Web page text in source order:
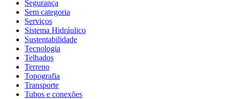
Segurança
Sem categoria
Serviços
Sistema Hidráulico
Sustentabilidade
Tecnologia
Telhados
Terreno
Topografia
Transporte
Tubos e conexões